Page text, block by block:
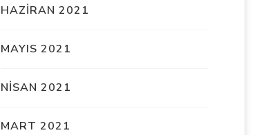
HAZIRAN 2021
MAYIS 2021
NISAN 2021
MART 2021